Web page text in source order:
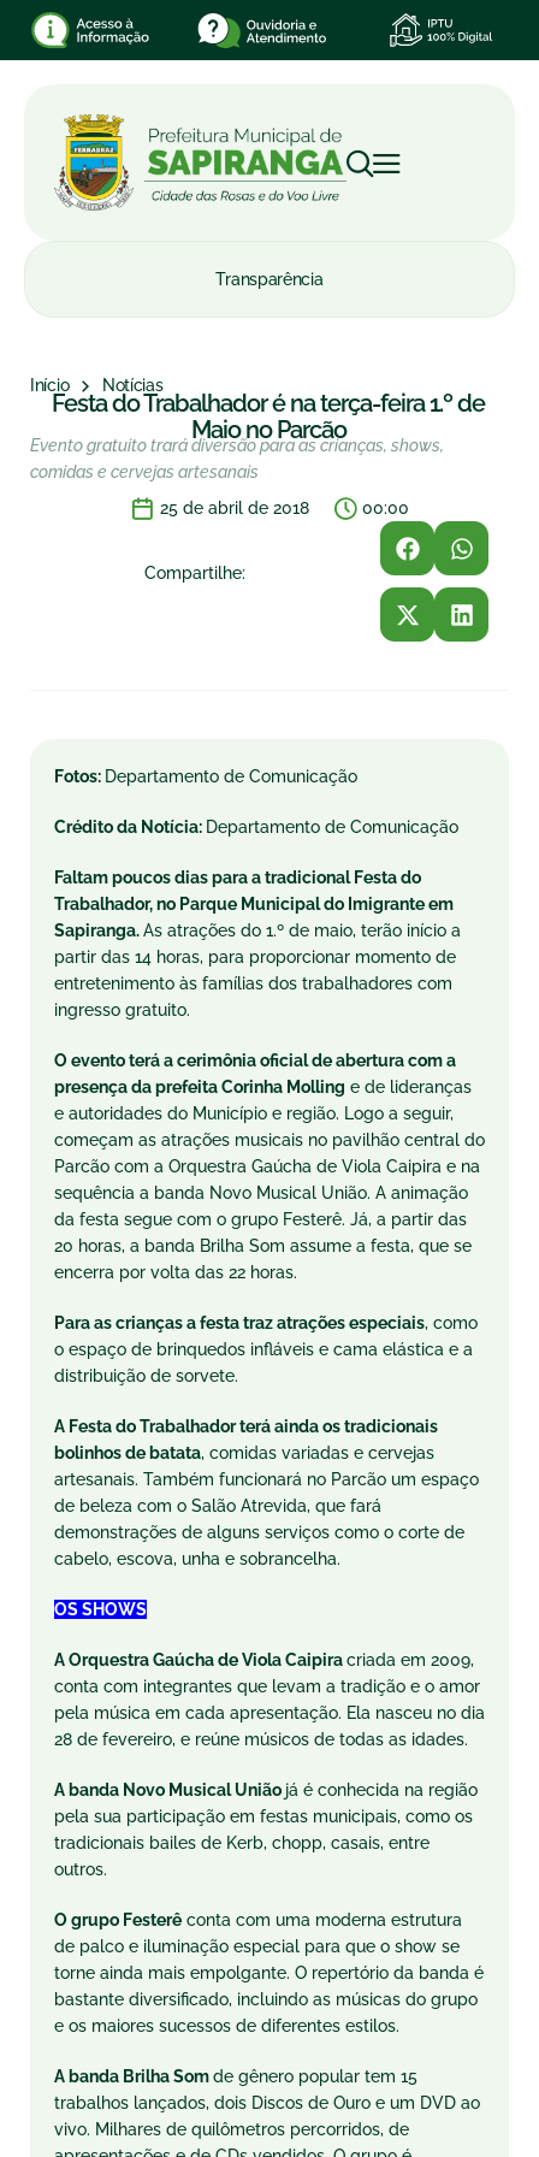
Transparência
Início Notícias
Festa do Trabalhador é na terça-feira 1.º de
Maio no Parcão
Evento gratuito trará diversão para as crianças, shows,
comidas e cervejas artesanais
25 de abril de 2018
00:00
Compartilhe:
Fotos: Departamento de Comunicação
Crédito da Notícia: Departamento de Comunicação
Faltam poucos dias para a tradicional Festa do
Trabalhador, no Parque Municipal do Imigrante em
Sapiranga.As atrações do 1.º de maio, terão início a
partir das 14 horas, para proporcionar momento de
entretenimento às famílias dos trabalhadores com
ingresso gratuito.
O evento terá a cerimônia oficial de abertura com a
presença da prefeita Corinha Molling e de lideranças
e autoridades do Município e região. Logo a seguir,
começam as atrações musicais no pavilhão central do
Parcão com a Orquestra Gaúcha de Viola Caipira e na
sequência a banda Novo Musical União. A animação
da festa segue com o grupo Festerê. Já, a partir das
20 horas, a banda Brilha Som assume a festa, que se
encerra por volta das 22 horas.
Para as crianças a festa traz atrações especiais, como
o espaço de brinquedos infláveis e cama elástica e a
distribuição de sorvete.
A Festa do Trabalhador terá ainda os tradicionais
bolinhos de batata, comidas variadas e cervejas
artesanais. Também funcionará no Parcão um espaço
de beleza com o Salão Atrevida, que fará
demonstrações de alguns serviços como o corte de
cabelo, escova, unha e sobrancelha.
OS SHOWS
A Orquestra Gaúcha de Viola Caipiracriada em 2009,
conta com integrantes que levam a tradição e o amor
pela música em cada apresentação. Ela nasceu no dia
28 de fevereiro, e reúne músicos de todas as idades.
A banda Novo Musical União já é conhecida na região
pela sua participação em festas municipais, como os
tradicionais bailes de Kerb, chopp, casais, entre
outros.
O grupo Festerê conta com uma moderna estrutura
de palco e iluminação especial para que o show se
torne ainda mais empolgante. O repertório da banda é
bastante diversificado, incluindo as músicas do grupo
e os maiores sucessos de diferentes estilos.
A banda Brilha Somde gênero popular tem 15
trabalhos lançados, dois Discos de Ouro e um DVD ao
vivo. Milhares de quilômetros percorridos, de